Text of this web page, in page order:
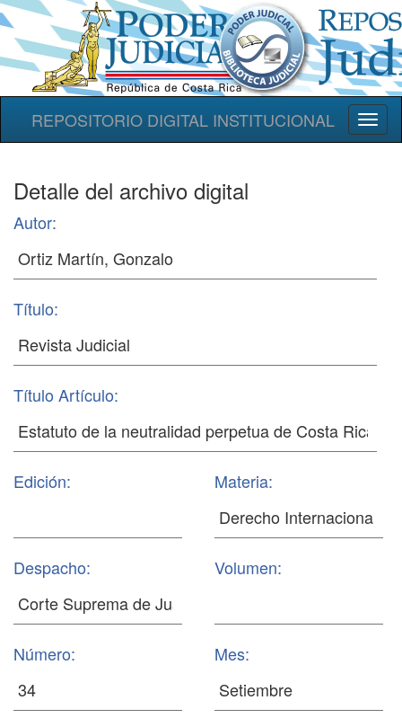
REPOSITORIO DIGITAL INSTITUCIONAL
Detalle del archivo digital
Autor:
Título:
Título Artículo:
Edición: Materia:
Despacho: Volumen:
Número: Mes: